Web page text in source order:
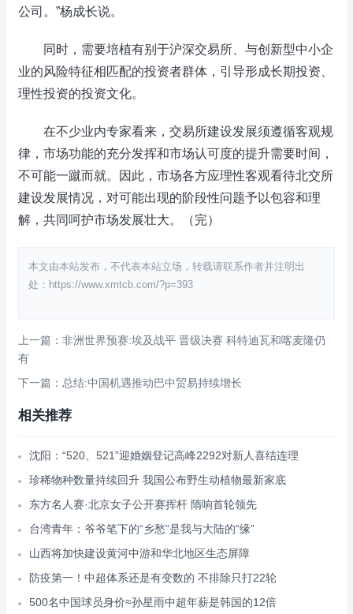
公司。”杨成长说。
同时，需要培植有别于沪深交易所、与创新型中小企
业的风险特征相匹配的投资者群体，引导形成长期投资、
理性投资的投资文化。
在不少业内专家看来，交易所建设发展须遵循客观规
律，市场功能的充分发挥和市场认可度的提升需要时间，
不可能一蹴而就。因此，市场各方应理性客观看待北交所
建设发展情况，对可能出现的阶段性问题予以包容和理
解，共同呵护市场发展壮大。（完）
本文由本站发布，不代表本站立场，转载请联系作者并注明出
处：https://www.xmtcb.com/?p=393
上一篇：非洲世界预赛:埃及战平 晋级决赛 科特迪瓦和喀麦隆仍
有
下一篇：总结:中国机遇推动巴中贸易持续增长
相关推荐
沈阳：“520、521”迎婚姻登记高峰2292对新人喜结连理
珍稀物种数量持续回升 我国公布野生动植物最新家底
东方名人赛·北京女子公开赛挥杆 隋响首轮领先
台湾青年：爷爷笔下的“乡愁”是我与大陆的“缘”
山西将加快建设黄河中游和华北地区生态屏障
防疫第一！中超体系还是有变数的 不排除只打22轮
500名中国球员身价≈孙星雨中超年薪是韩国的12倍